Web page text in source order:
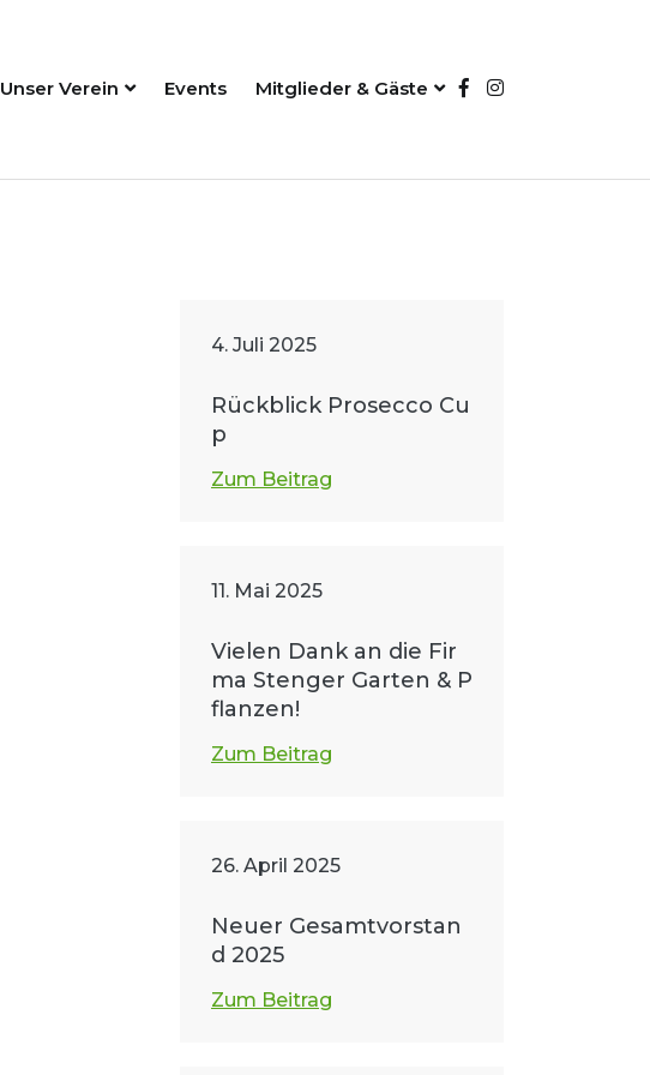
Unser Verein Events Mitglieder & Gäste
4. Juli 2025
Rückblick Prosecco Cu
p
Zum Beitrag
11. Mai 2025
Vielen Dank an die Fir
ma Stenger Garten & P
flanzen!
Zum Beitrag
26. April 2025
Neuer Gesamtvorstan
d 2025
Zum Beitrag